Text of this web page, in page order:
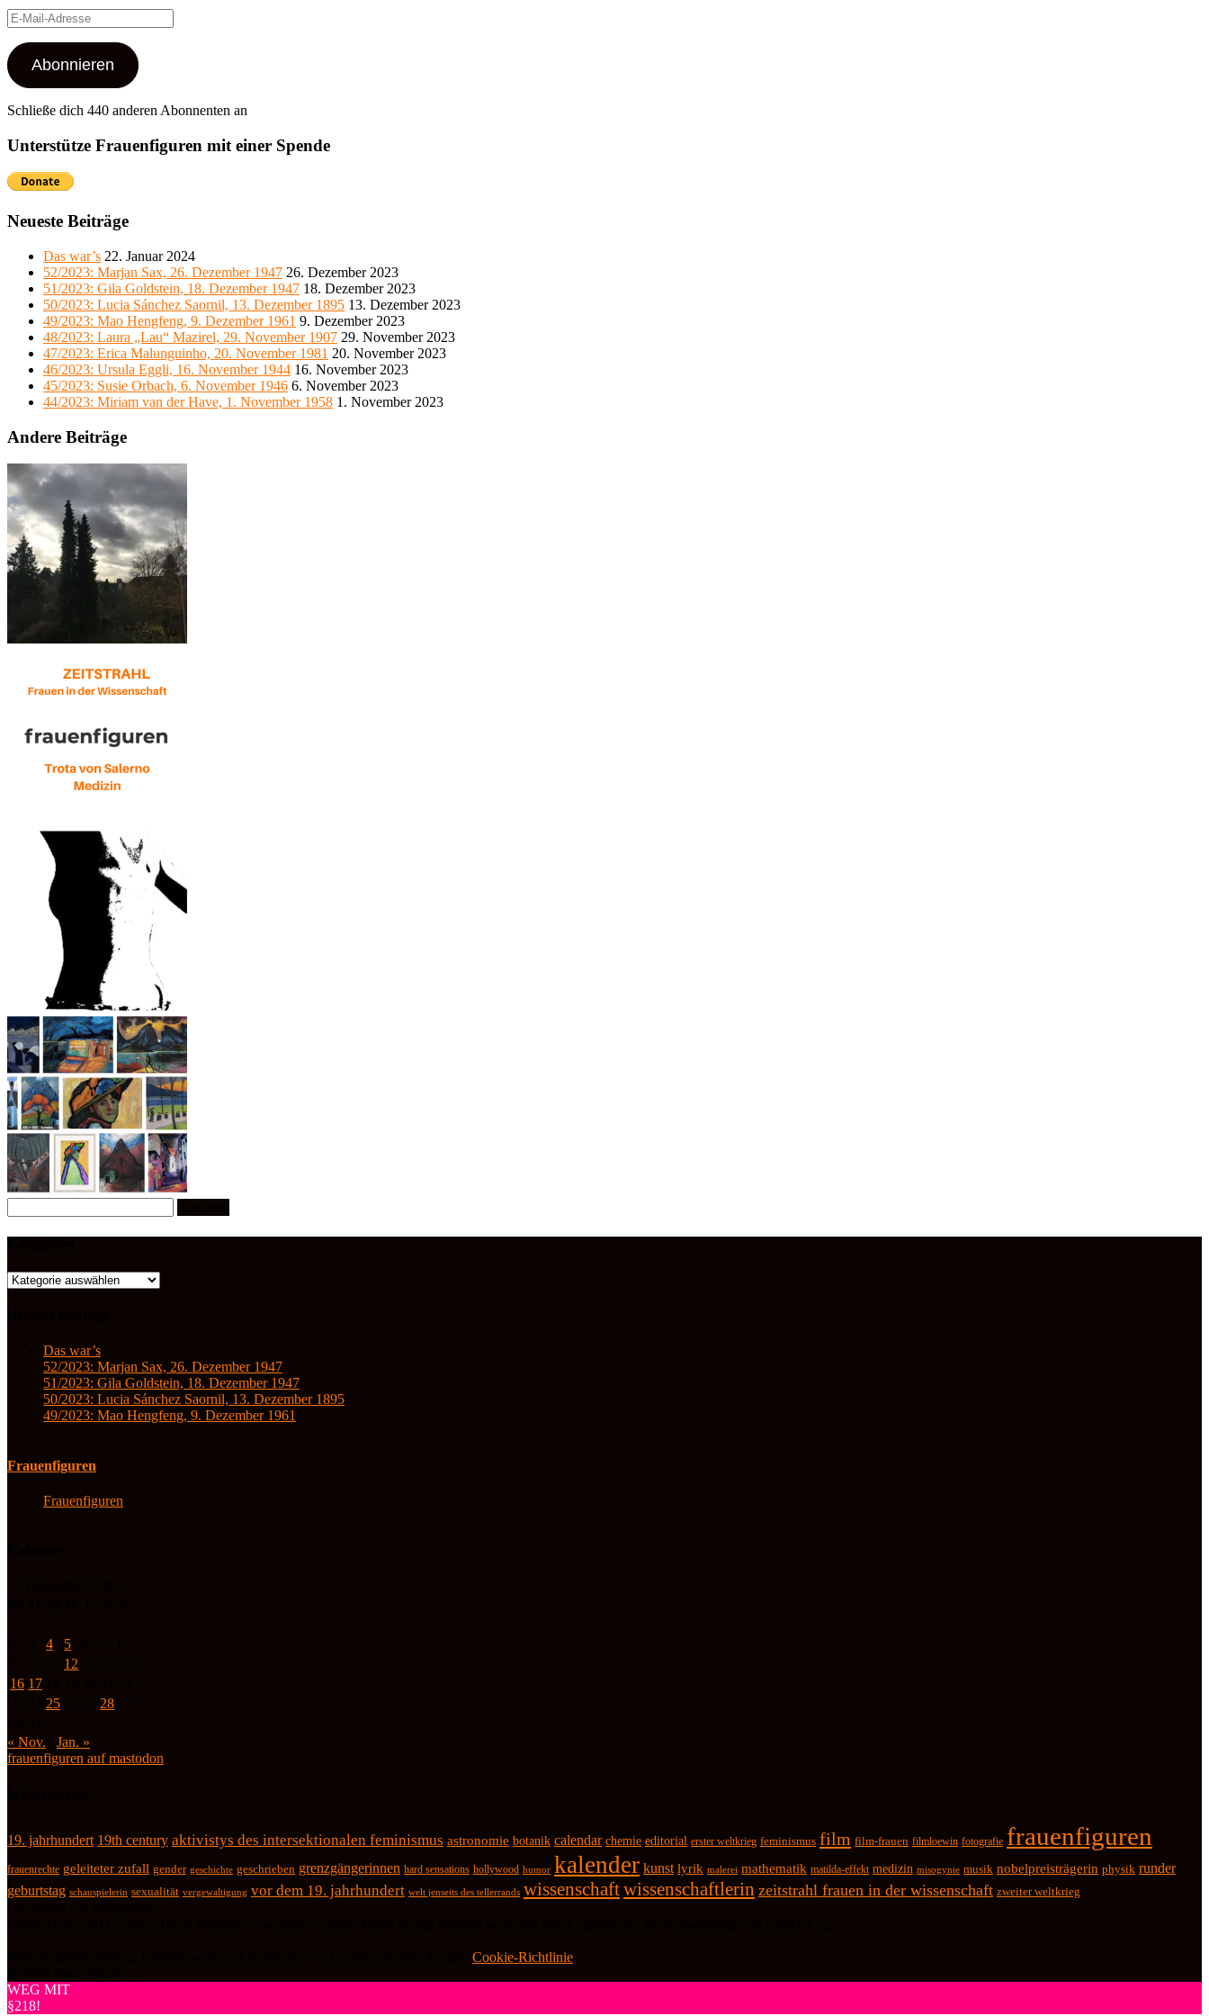
E-
Mail-
Adresse
Abonnieren
Schließe dich 440 anderen Abonnenten an
Unterstütze Frauenfiguren mit einer Spende
Neueste Beiträge
Das war’s 22. Januar 2024
52/2023: Marjan Sax, 26. Dezember 1947 26. Dezember 2023
51/2023: Gila Goldstein, 18. Dezember 1947 18. Dezember 2023
50/2023: Lucia Sánchez Saornil, 13. Dezember 1895 13. Dezember 2023
49/2023: Mao Hengfeng, 9. Dezember 1961 9. Dezember 2023
48/2023: Laura „Lau“ Mazirel, 29. November 1907 29. November 2023
47/2023: Erica Malunguinho, 20. November 1981 20. November 2023
46/2023: Ursula Eggli, 16. November 1944 16. November 2023
45/2023: Susie Orbach, 6. November 1946 6. November 2023
44/2023: Miriam van der Have, 1. November 1958 1. November 2023
Andere Beiträge
nach:
Kategorien
Das war’s
52/2023: Marjan Sax, 26. Dezember 1947
51/2023: Gila Goldstein, 18. Dezember 1947
50/2023: Lucia Sánchez Saornil, 13. Dezember 1895
49/2023: Mao Hengfeng, 9. Dezember 1961
Frauenfiguren
Frauenfiguren
4 5
12
16 17
25 28
« Nov.
Jan. »
frauenfiguren auf mastodon
19. jahrhundert 19th century aktivistys des intersektionalen feminismus astronomie botanik calendar chemie editorial erster weltkrieg feminismus film film-frauen filmloewin fotografie frauenfiguren
frauenrechte geleiteter zufall gender geschichte geschrieben grenzgängerinnen hard sensations hollywood humor kalender kunst lyrik malerei mathematik matilda-effekt medizin misogynie musik nobelpreisträgerin physik runder
geburtstag schauspielerin sexualität vergewaltigung vor dem 19. jahrhundert welt jenseits des tellerrands wissenschaftwissenschaftlerin zeitstrahl frauen in der wissenschaft zweiter weltkrieg
Cookie-Richtlinie
WEG MIT
§218!